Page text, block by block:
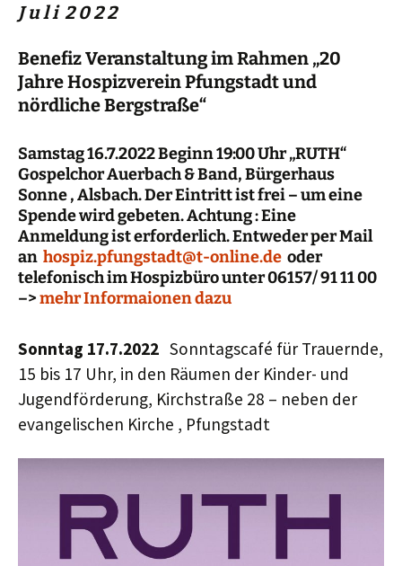
J u l i 2 022
BenefizVeranstaltung im Rahmen „20
Jahre Hospizverein Pfungstadt und
nördliche Bergstraße“
Samstag 16.7.2022 Beginn 19:00 Uhr „RUTH“
Gospelchor Auerbach & Band, Bürgerhaus
Sonne, Alsbach. Der Eintritt ist frei – um eine
Spende wird gebeten. Achtung : Eine
Anmeldung ist erforderlich. Entweder per Mail
an hospiz.pfungstadt@t-online.de oder
telefonisch im Hospizbüro unter 06157/ 91 11 00
–>mehr Informaionen dazu
Sonntag 17.7.2022 Sonntagscafé für Trauernde,
15 bis 17 Uhr, in den Räumen der Kinder- und
Jugendförderung, Kirchstraße 28 – neben der
evangelischen Kirche , Pfungstadt